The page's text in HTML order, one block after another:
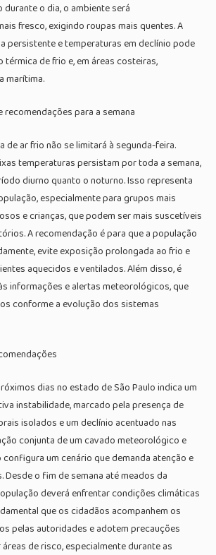
o dia, o ambiente será
fresco, exigindo roupas mais quentes. A
persistente e temperaturas em declínio pode
térmica de frio e, em áreas costeiras,
marítima.
para a semana
de ar frio não se limitará à segunda-feira.
temperaturas persistam por toda a semana,
diurno quanto o noturno. Isso representa
especialmente para grupos mais
e crianças, que podem ser mais suscetíveis
A recomendação é para que a população
evite exposição prolongada ao frio e
aquecidos e ventilados. Além disso, é
informações e alertas meteorológicos, que
conforme a evolução dos sistemas
dias no estado de São Paulo indica um
instabilidade, marcado pela presença de
isolados e um declínio acentuado nas
conjunta de um cavado meteorológico e
um cenário que demanda atenção e
Desde o fim de semana até meados da
deverá enfrentar condições climáticas
que os cidadãos acompanhem os
pelas autoridades e adotem precauções
de risco, especialmente durante as